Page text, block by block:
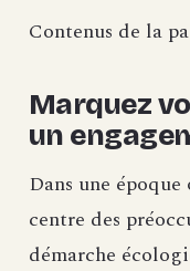
Contenus de la
Marquez
un
Dans une
centre des
démarche